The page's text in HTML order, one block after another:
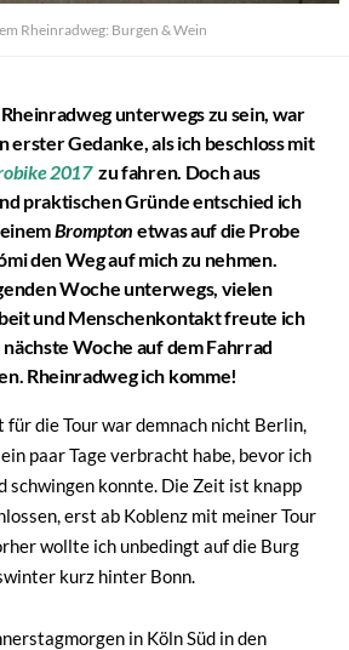
Rheinradweg: Burgen & Wein
unterwegs zu sein, war
erster Gedanke, als ich beschloss mit
2017zu fahren. Doch aus
praktischen Gründe entschied ich
Brompton etwas auf die Probe
den Weg auf mich zu nehmen.
Woche unterwegs, vielen
und Menschenkontakt freute ich
Woche auf dem Fahrrad
Rheinradweg ich komme!
für die Tour war demnach nicht Berlin,
paar Tage verbracht habe, bevor ich
schwingen konnte. Die Zeit ist knapp
erst ab Koblenz mit meiner Tour
wollte ich unbedingt auf die Burg
kurz hinter Bonn.
in Köln Süd in den